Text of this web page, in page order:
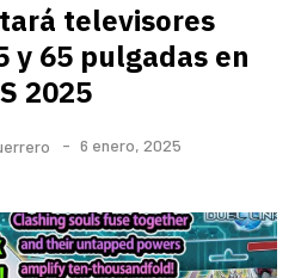
televisores
y 65 pulgadas en
2025
6 enero, 2025